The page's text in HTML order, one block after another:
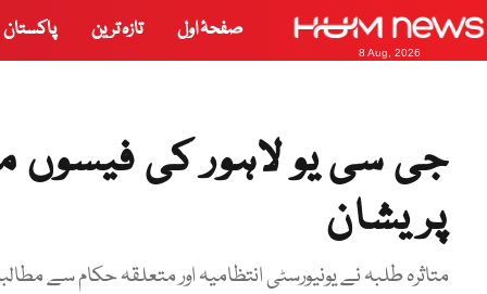
8 Aug, 2026
صفحۂ اول تازہ ترین پاکستان
پریشان
متاثرہ طلبہ نے یونیورسٹی انتظامیہ اور متعلقہ حکام سے